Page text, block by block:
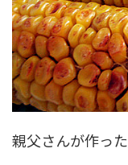
親父さんが作った